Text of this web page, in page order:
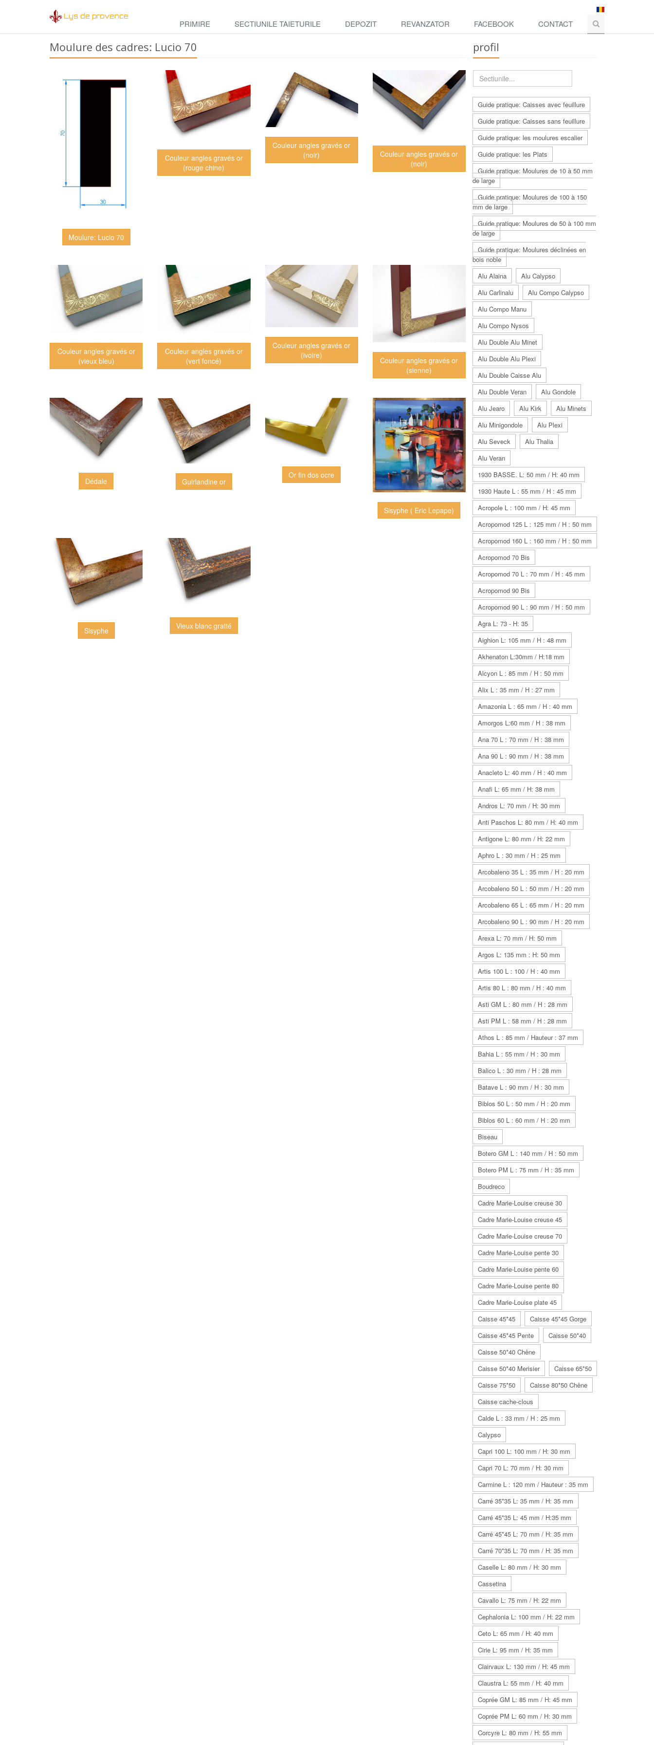
Lys de provence
PRIMIRE SECTIUNILE TAIETURILE DEPOZIT REVANZATOR FACEBOOK CONTACT
Moulure des cadres: Lucio 70
Moulure: Lucio 70
Couleur angles gravés or
(rouge chine)
Couleur angles gravés or
(noir)
Couleur angles gravés or
(noir)
Couleur angles gravés or
(vieux bleu)
Couleur angles gravés or
(vert foncé)
Couleur angles gravés or
(ivoire)
Couleur angles gravés or
(sienne)
Dédale Guirlandine or
Or fin dos ocre
Sisyphe ( Eric Lepape)
Sisyphe Vieux blanc gratté
profil
Guide pratique: Caisses avec feuillure
Guide pratique: Caisses sans feuillure
Guide pratique: les moulures escalier
Guide pratique: les Plats
Guide pratique: Moulures de 10 à 50 mm
de large
Guide pratique: Moulures de 100 à 150
mm de large
Guide pratique: Moulures de 50 à 100 mm
de large
Guide pratique: Moulures déclinées en
bois noble
Alu Alaina
Alu Calypso
Alu Carlinalu
Alu Compo Calypso
Alu Compo Manu
Alu Compo Nysos
Alu Double Alu Minet
Alu Double Alu Plexi
Alu Double Caisse Alu
Alu Double Veran
Alu Gondole
Alu Jearo
Alu Kirk
Alu Minets
Alu Minigondole
Alu Plexi
Alu Seveck
Alu Thalia
Alu Veran
1930 BASSE. L: 50 mm / H: 40 mm
1930 Haute L : 55 mm / H : 45 mm
Acropole L : 100 mm / H: 45 mm
Acropomod 125 L : 125 mm / H : 50 mm
Acropomod 160 L : 160 mm / H : 50 mm
Acropomod 70 Bis
Acropomod 70 L : 70 mm / H : 45 mm
Acropomod 90 Bis
Acropomod 90 L : 90 mm / H : 50 mm
Agra L: 73 - H: 35
Aighion L: 105 mm / H : 48 mm
Akhenaton L:30mm / H:18 mm
Alcyon L : 85 mm / H : 50 mm
Alix L : 35 mm / H : 27 mm
Amazonia L : 65 mm / H : 40 mm
Amorgos L:60 mm / H : 38 mm
Ana 70 L : 70 mm / H : 38 mm
Ana 90 L : 90 mm / H : 38 mm
Anacleto L: 40 mm / H : 40 mm
Anafi L: 65 mm / H: 38 mm
Andros L: 70 mm / H: 30 mm
Anti Paschos L: 80 mm / H: 40 mm
Antigone L: 80 mm / H: 22 mm
Aphro L : 30 mm / H : 25 mm
Arcobaleno 35 L : 35 mm / H : 20 mm
Arcobaleno 50 L : 50 mm / H : 20 mm
Arcobaleno 65 L : 65 mm / H : 20 mm
Arcobaleno 90 L : 90 mm / H : 20 mm
Arexa L: 70 mm / H: 50 mm
Argos L: 135 mm : H: 50 mm
Artis 100 L : 100 / H : 40 mm
Artis 80 L : 80 mm / H : 40 mm
Asti GM L : 80 mm / H : 28 mm
Asti PM L : 58 mm / H : 28 mm
Athos L : 85 mm / Hauteur : 37 mm
Bahia L : 55 mm / H : 30 mm
Balico L : 30 mm / H : 28 mm
Batave L : 90 mm / H : 30 mm
Biblos 50 L : 50 mm / H : 20 mm
Biblos 60 L : 60 mm / H : 20 mm
Biseau
Botero GM L : 140 mm / H : 50 mm
Botero PM L : 75 mm / H : 35 mm
Boudreco
Cadre Marie-Louise creuse 30
Cadre Marie-Louise creuse 45
Cadre Marie-Louise creuse 70
Cadre Marie-Louise pente 30
Cadre Marie-Louise pente 60
Cadre Marie-Louise pente 80
Cadre Marie-Louise plate 45
Caisse 45*45
Caisse 45*45 Gorge
Caisse 45*45 Pente
Caisse 50*40
Caisse 50*40 Chêne
Caisse 50*40 Merisier
Caisse 65*50
Caisse 75*50
Caisse 80*50 Chêne
Caisse cache-clous
Calde L : 33 mm / H : 25 mm
Calypso
Capri 100 L: 100 mm / H: 30 mm
Capri 70 L: 70 mm / H: 30 mm
Carmine L : 120 mm / Hauteur : 35 mm
Carré 35*35 L: 35 mm / H: 35 mm
Carré 45*35 L: 45 mm / H:35 mm
Carré 45*45 L: 70 mm / H: 35 mm
Carré 70*35 L: 70 mm / H: 35 mm
Caselle L: 80 mm / H: 30 mm
Cassetina
Cavallo L: 75 mm / H: 22 mm
Cephalonia L: 100 mm / H: 22 mm
Ceto L: 65 mm / H: 40 mm
Cirie L: 95 mm / H: 35 mm
Clairvaux L: 130 mm / H: 45 mm
Claustra L: 55 mm / H: 40 mm
Coprée GM L: 85 mm / H: 45 mm
Coprée PM L: 60 mm / H: 30 mm
Corcyre L: 80 mm / H: 55 mm